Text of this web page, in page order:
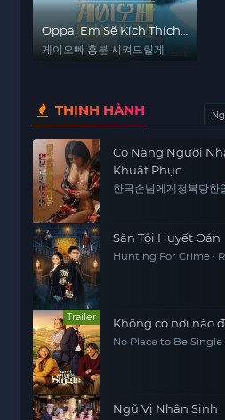
Oppa, Em Sẽ Kích Thích
Anh
게이오빠 흥분 시켜드릴게
THỊNH HÀNH
Cô Nàng Người
Khuất Phục
한국손님에게정복당한
Săn Tội Huyết Oán
Hunting For Crime ·
Trailer Không có nơi nào
No Place to Be Single
Ngũ Vị Nhân Sinh